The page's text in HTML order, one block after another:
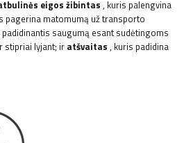
eigos žibintas, kuris palengvina
pagerina matomumą už transporto
padidinantis saugumą esant sudėtingoms
stipriai lyjant; ir atšvaitas , kuris padidina